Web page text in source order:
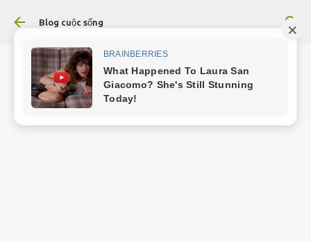
Chuyển đến nội dung chính
Blog cuộc sống